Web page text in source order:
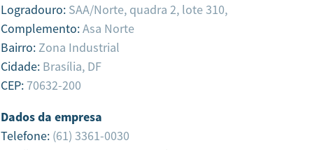
Logradouro: SAA/Norte, quadra 2, lote 310,
Complemento:Asa Norte
Bairro: Zona Industrial
Cidade: Brasília, DF
CEP:70632-200
Dados da empresa
Telefone: (61) 3361-0030